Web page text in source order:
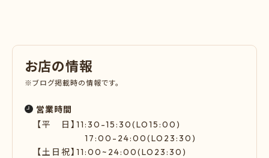
お店の情報
※ブログ掲載時の情報です。
営業時間
【平 日】11:30-15:30(LO15:00)
17:00-24:00(LO23:30)
【土日祝】11:00~24:00(LO23:30)